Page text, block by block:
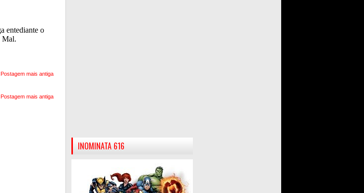
Postagem mais antiga
Postagem mais antiga
INOMINATA 616